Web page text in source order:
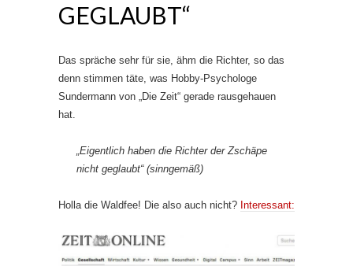
GEGLAUBT“
Das spräche sehr für sie, ähm die Richter, so das
denn stimmen täte, was Hobby-Psychologe
Sundermann von „Die Zeit“ gerade rausgehauen
hat.
„Eigentlich haben die Richter der Zschäpe
nicht geglaubt“ (sinngemäß)
Holla die Waldfee! Die also auch nicht? Interessant: